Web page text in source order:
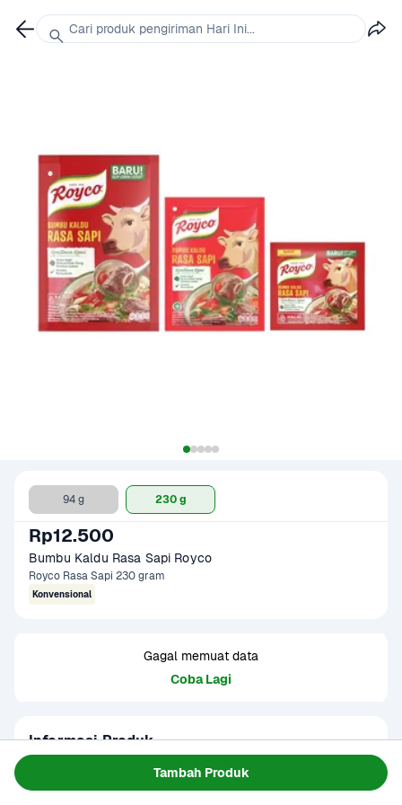
Tambah Produk
94 g 230 g
Rp12.500
Bumbu Kaldu Rasa Sapi Royco
Royco Rasa Sapi 230 gram
Konvensional
Gagal memuat data
Coba Lagi
Informasi Produk
Kaldu bubuk rasa sapi yang terbuat dari daging sapi yang
direbus lama. Sehingga rasa kaldu lebih mantap, gurih,
Cari produk pengiriman Hari Ini...